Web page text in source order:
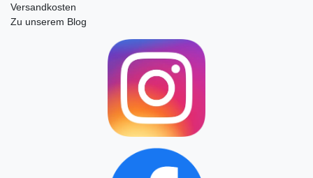
Versandkosten
Zu unserem Blog